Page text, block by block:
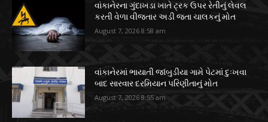
વાંકાનેરના ગુંદાખડા ખાતે ટ્રક ઉપર રેતીનું લેવલ
કરતી વેળા વીજતાર અડી જતા ચાલકનું મોત
August 7, 2026 8:58 am
વાંકાનેરમાં ભાયાતી જાંબુડીયા ગામે પેટમાં દુઃખવા
બાદ સારવાર દરમિયાન પરિણીતાનું મોત
August 7, 2026 8:55 am